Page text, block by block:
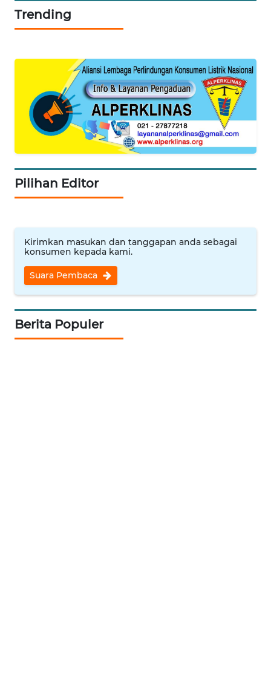
Trending
Pilihan Editor
Kirimkan masukan dan tanggapan anda sebagai
konsumen kepada kami.
Suara Pembaca
Berita Populer
WN
SELATAN
WN
TANJUNG
WN
KARO
WN
SIMALUNGUN
WN
LABUHANBATU
TAPANULI
TENGAH